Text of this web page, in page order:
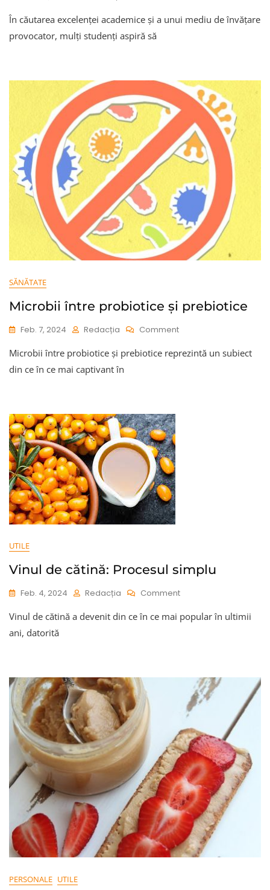
De
Instituții
De
Învățământ
În căutarea excelenței academice și a unui mediu de învățare
provocator, mulți studenți aspiră să
SĂNĂTATE
Microbii între probiotice și prebiotice
Feb. 7, 2024 Redacția CommentOn
Între
Microbii între probiotice și prebiotice reprezintă un subiect
din ce în ce mai captivant în
UTILE
Vinul de cătină: Procesul simplu
Feb. 4, 2024 Redacția CommentOn
De
Vinul de cătină a devenit din ce în ce mai popular în ultimii
ani, datorită
PERSONALE UTILE